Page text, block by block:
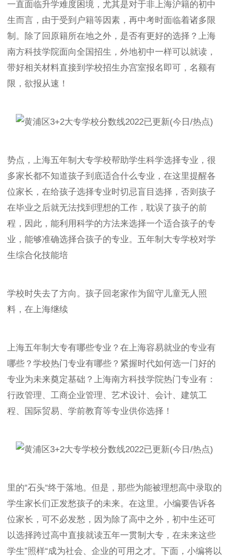
一直面临升学难度困境，尤其是对于非上海沪籍的初中
生而言，由于受到户籍等因素，再中考时面临着诸多限
制。除了回原籍所在地之外，是否有更好的选择？上海
南方科技学院面向全国招生，外地初中一样可以就读，
带好相关材料直接到学校招生办宫室报名即可，名额有
限，欲报从速！
势点，上海五年制大专学校帮助学生科学选择专业，很
多家长都不知道孩子到底适合什么专业，在这里提醒各
位家长，在给孩子选择专业时切忌盲目选择，否则孩子
在毕业之后就无法找到理想的工作，耽误了孩子的前
程，因此，能利用科学的方法来选择一个适合孩子的专
业，能够准确选择合孩子的专业。五年制大专学校对学
生综合化技能培
学校时失去了方向。孩子回老家作为留守儿童无人照
料，在上海继续
上海五年制大专有哪些专业？在上海容易就业的专业有
哪些？学校热门专业有哪些？紧握时代如何选一门好的
专业为未来奠定基础？上海南方科技学院热门专业有：
行政管理、工商企业管理、艺术设计、会计、建筑工
程、国际贸易、学前教育等专业供你选择！
里的“石头“终于落地。但是，那些为能被理想高中录取的
学生家长们正发愁孩子的未来。在这里。小编要告诉各
位家长，可不必发愁，因为除了高中之外，初中生还可
以选择跨过高中直接就读五年一贯制大专，在未来这些
学生”照样“成为社会、企业的可用之才。下面，小编将以